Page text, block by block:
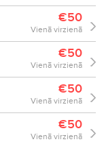
€50
Vienā virzienā
€50
Vienā virzienā
€50
Vienā virzienā
€50
Vienā virzienā